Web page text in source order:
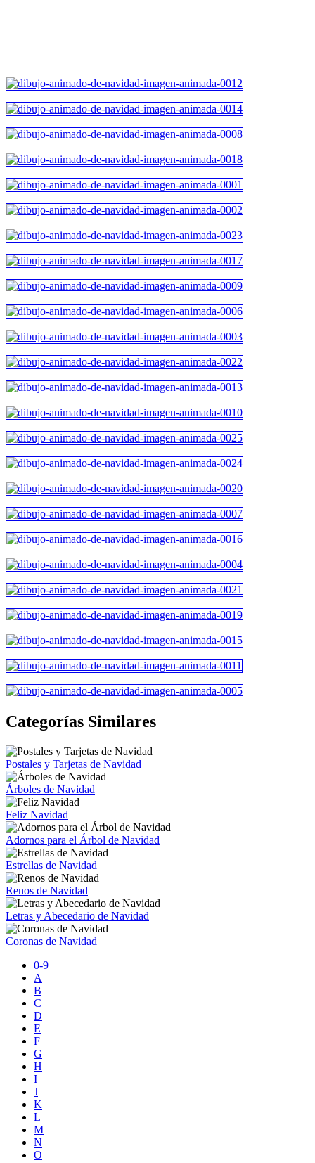
Categorías Similares
Postales y Tarjetas de Navidad
Árboles de Navidad
Feliz Navidad
Adornos para el Árbol de Navidad
Estrellas de Navidad
Renos de Navidad
Letras y Abecedario de Navidad
Coronas de Navidad
0-9
A
B
C
D
E
F
G
H
I
J
K
L
M
N
O